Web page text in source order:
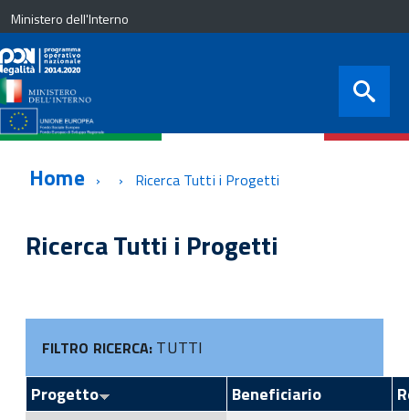
Ministero dell'Interno
Home Ricerca Tutti i Progetti
Ricerca Tutti i Progetti
FILTRO RICERCA: TUTTI
Progetto
Beneficiario